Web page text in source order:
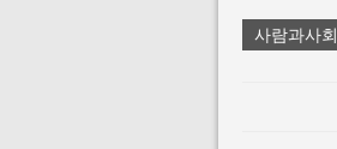
사람과사회